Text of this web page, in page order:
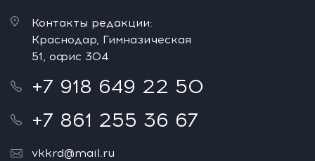
Контакты редакции:
Краснодар, Гимназическая
51, офис 304
+7 918 649 22 50
+7 861 255 36 67
vkkrd@mail.ru